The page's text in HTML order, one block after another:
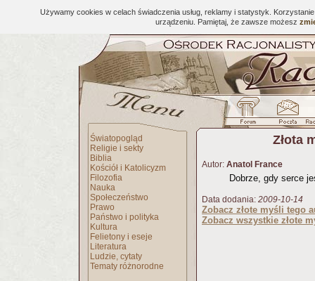
Używamy cookies w celach świadczenia usług, reklamy i statystyk.
urządzeniu. Pamiętaj, że zawsze możesz
Światopogląd
Religie i sekty
Biblia
Kościół i Katolicyzm
Filozofia
Nauka
Społeczeństwo
Prawo
Państwo i polityka
Kultura
Felietony i eseje
Literatura
Ludzie, cytaty
Tematy różnorodne
Złota
Autor: Anatol France
Dobrze, gdy serce
Data dodania: 2009-10-14
Zobacz złote myśli tego
Zobacz wszystkie złote